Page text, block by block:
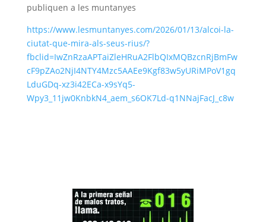
publiquen a les muntanyes
https://www.lesmuntanyes.com/2026/01/13/alcoi-la-
ciutat-que-mira-als-seus-rius/?
fbclid=IwZnRzaAPTaiZleHRuA2FlbQIxMQBzcnRjBmFw
cF9pZAo2NjI4NTY4Mzc5AAEe9Kgf83w5yURiMPoV1gq
LduGDq-xz3i42ECa-x9sYq5-
Wpy3_11jw0KnbkN4_aem_s6OK7Ld-q1NNajFacJ_c8w